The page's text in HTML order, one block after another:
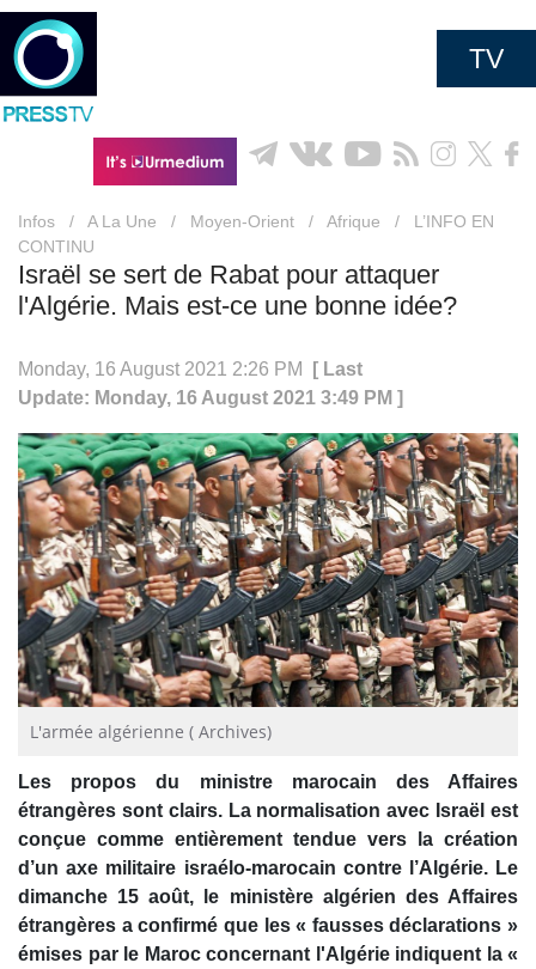
TV
Infos / A La Une / Moyen-Orient / Afrique /
L’INFO EN
CONTINU
Israël se sert de Rabat pour attaquer
l'Algérie. Mais est-ce une bonne idée?
Monday, 16 August 2021 2:26 PM
[ Last
Update: Monday, 16 August 2021 3:49 PM ]
L'armée algérienne ( Archives)
Les propos du ministre marocain des Affaires
étrangères sont clairs. La normalisation avec Israël est
conçue comme entièrement tendue vers la création
d’un axe militaire israélo-marocain contre l’Algérie. Le
dimanche 15 août, le ministère algérien des Affaires
étrangères a confirmé que les « fausses déclarations »
émises par le Maroc concernant l'Algérie indiquent la «